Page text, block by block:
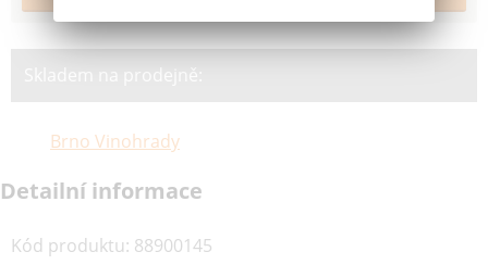
Skladem na prodejně:
Brno Vinohrady
Detailní informace
Kód produktu: 88900145